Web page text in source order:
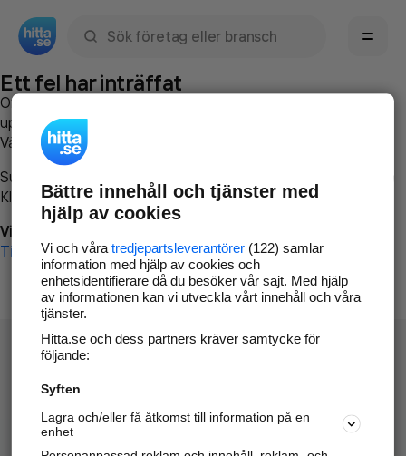
Ett fel har inträffat
Om du vill kan du
uppstod så att vi lättare och snabbare kan avhjälpa det.
Vänligen försök med följande:
Surfa till
Klicka påTillbaka-knappen i webbläsaren och försök igen
Vi beklagar besväret!
Till startsidan
Hitta.se - Gratis nummerupplysning.
Sök företag, personer och platser.
Bättre innehåll och tjänster med
hjälp av cookies
Vi och våra tredjepartsleverantörer(122) samlar
information med hjälp av cookies och
enhetsidentifierare då du besöker vår sajt. Med hjälp
av informationen kan vi utveckla vårt innehåll och våra
tjänster.
Hitta.se och dess partners kräver samtycke för
följande:
Syften
Lagra och/eller få åtkomst till information på en
enhet